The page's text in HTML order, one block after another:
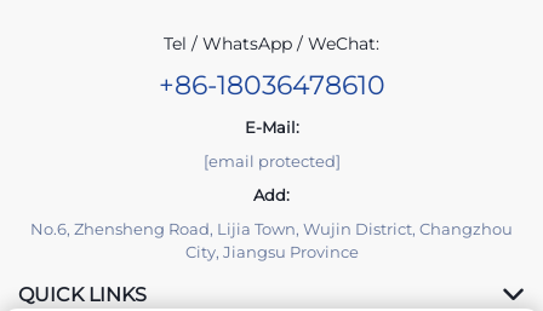
Tel / WhatsApp / WeChat:
+86-18036478610
E-Mail:
[email protected]
Add:
No.6, Zhensheng Road, Lijia Town, Wujin District, Changzhou
City, Jiangsu Province
QUICK LINKS